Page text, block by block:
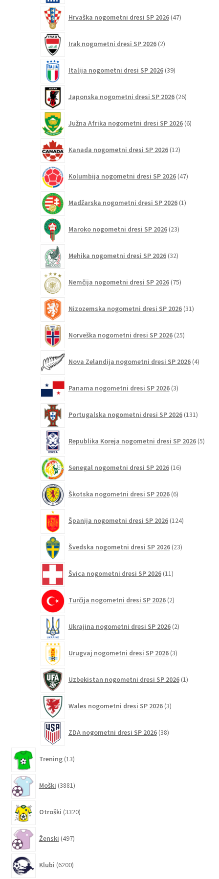
Hrvaška nogometni dresi SP 2026 47izdelkov
Irak nogometni dresi SP 2026 2izdelka
Italija nogometni dresi SP 2026 39izdelkov
Japonska nogometni dresi SP 2026 26izdelkov
Južna Afrika nogometni dresi SP 2026 6izdelkov
Kanada nogometni dresi SP 2026 12izdelkov
Kolumbija nogometni dresi SP 2026 47izdelkov
Madžarska nogometni dresi SP 2026 1izdelek
Maroko nogometni dresi SP 2026 23izdelkov
Mehika nogometni dresi SP 2026 32izdelkov
Nemčija nogometni dresi SP 2026 75izdelkov
Nizozemska nogometni dresi SP 2026 31izdelkov
Norveška nogometni dresi SP 2026 25izdelkov
Nova Zelandija nogometni dresi SP 2026 4izdelki
Panama nogometni dresi SP 2026 3izdelki
Portugalska nogometni dresi SP 2026 131
Republika Koreja nogometni dresi SP 2026 5
Senegal nogometni dresi SP 2026 16izdelkov
Škotska nogometni dresi SP 2026 6izdelkov
Španija nogometni dresi SP 2026 124izdelkov
Švedska nogometni dresi SP 2026 23izdelkov
Švica nogometni dresi SP 2026 11izdelkov
Turčija nogometni dresi SP 2026 2izdelka
Ukrajina nogometni dresi SP 2026 2izdelka
Urugvaj nogometni dresi SP 2026 3izdelki
Uzbekistan nogometni dresi SP 2026 1izdelek
Wales nogometni dresi SP 2026 3izdelki
ZDA nogometni dresi SP 2026 38izdelkov
Trening 13izdelkov
Moški 3881izdelkov
Otroški 3320izdelkov
Ženski 497izdelkov
Klubi 6200izdelkov